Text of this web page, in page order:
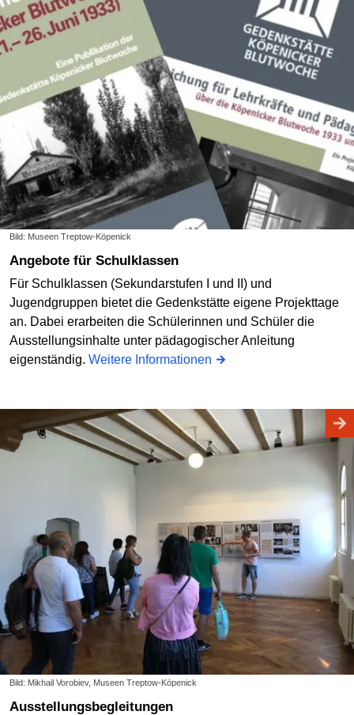
Bild: Museen Treptow-Köpenick
Angebote für Schulklassen
Für Schulklassen (Sekundarstufen I und II) und
Jugendgruppen bietet die Gedenkstätte eigene Projekttage
an. Dabei erarbeiten die Schülerinnen und Schüler die
Ausstellungsinhalte unter pädagogischer Anleitung
eigenständig. Weitere Informationen
Bild: Mikhail Vorobiev, Museen Treptow-Köpenick
Ausstellungsbegleitungen